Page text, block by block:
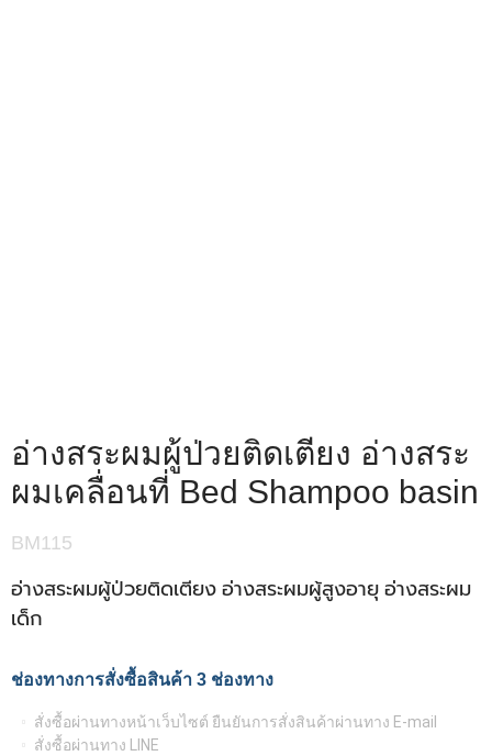
อ่างสระผมผู้ป่วยติดเตียง อ่างสระ
ผมเคลื่อนที่ Bed Shampoo basin
BM115
อ่างสระผมผู้ป่วยติดเตียง อ่างสระผมผู้สูงอายุ อ่างสระผม
เด็ก
ช่องทางการสั่งซื้อสินค้า 3 ช่องทาง
สั่งซื้อผ่านทางหน้าเว็บไซต์ ยืนยันการสั่งสินค้าผ่านทาง E-mail
สั่งซื้อผ่านทาง LINE